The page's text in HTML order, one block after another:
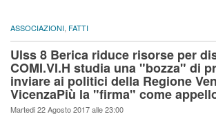
ASSOCIAZIONI, FATTI
Ulss 8 Berica riduce risorse per
COMI.VI.H studia una "bozza" di
inviare ai politici della Regione
VicenzaPiù la "firma" come
Martedi 22 Agosto 2017 alle 23:00